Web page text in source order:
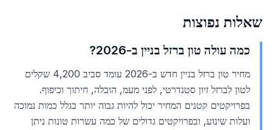
שאלות נפוצות
כמה עולה טון ברזל בניין ב-2026?
מחיר טון ברזל בניין חדש ב-2026 עומד סביב 4,200 שקלים
לטון לברזל זיון סטנדרטי, לפני מעמ, הובלה, חיתוך וכיפוף.
בפרויקטים קטנים המחיר יכול להיות גבוה יותר בגלל כמות נמוכה
ועלות שינוע, ובפרויקטים גדולים של כמה עשרות טונות ניתן